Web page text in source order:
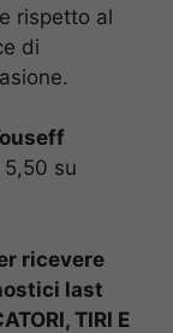
rispetto al
di
su
ricevere
last
TIRI E